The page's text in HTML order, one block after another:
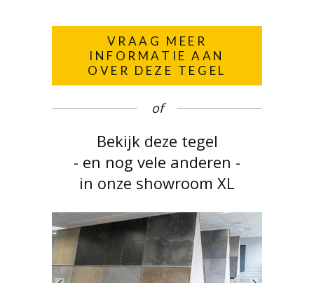
VRAAG MEER
INFORMATIE AAN
OVER DEZE TEGEL
of
Bekijk deze tegel
- en nog vele anderen -
in onze showroom XL